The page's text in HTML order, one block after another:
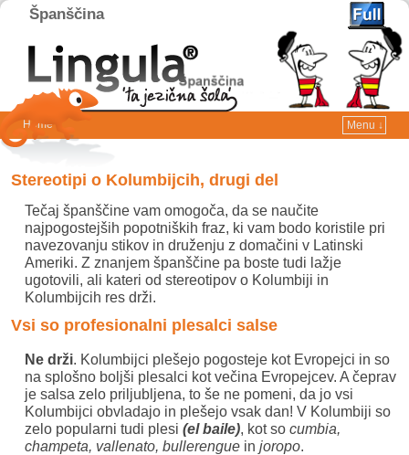
Španščina
Home
Menu ↓
Skip to primary content
Skip to secondary content
Stereotipi o Kolumbijcih, drugi del
Tečaj španščine vam omogoča, da se naučite
najpogostejših popotniških fraz, ki vam bodo koristile pri
navezovanju stikov in druženju z domačini v Latinski
Ameriki. Z znanjem španščine pa boste tudi lažje
ugotovili, ali kateri od stereotipov o Kolumbiji in
Kolumbijcih res drži.
Vsi so profesionalni plesalci salse
Ne drži. Kolumbijci plešejo pogosteje kot Evropejci in so
na splošno boljši plesalci kot večina Evropejcev. A čeprav
je salsa zelo priljubljena, to še ne pomeni, da jo vsi
Kolumbijci obvladajo in plešejo vsak dan! V Kolumbiji so
zelo popularni tudi plesi (el baile), kot so cumbia,
champeta, vallenato, bullerengue in joropo.